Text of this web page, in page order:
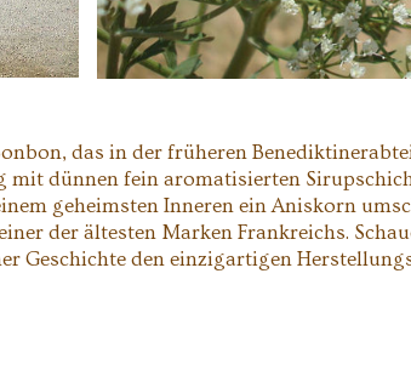
das in der früheren
mit dünnen fein aromatisierten
geheimsten Inneren ein Aniskorn
der ältesten Marken Frankreichs.
Geschichte den einzigartigen